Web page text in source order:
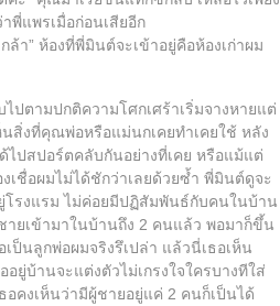
พี่แพรเมื่อก่อนเสียอีก
า” ห้องที่พี่มินต์จะเข้าอยู่คือห้องเก่าผม
ปตามปกติความโศกเศร้าเริ่มจางหายแต่
นสิ่งที่คุณพ่อหรือแม่นกเคยทำเคยใช้ หลัง
ไปสปอร์ตคลับกันอย่างที่เคย หรือแม้แต่
เชื่อผมไม่ได้ชักว่าเลยด้วยซ้ำ พี่มินต์ดูจะ
โรงแรม ไม่ค่อยมีปฏิสัมพันธ์กับคนในบ้าน
ายเข้ามาในบ้านถึง 2 คนแล้ว พอมาก็ขึ้น
ป็นลูกพ่อผมจริงรึเปล่า แล้วนี่เธอเห็น
อยู่บ้านจะแต่งตัวไม่เกรงใจใครบางทีใส่
อคงเห็นว่ามีผู้ชายอยู่แค่ 2 คนก็เป็นได้